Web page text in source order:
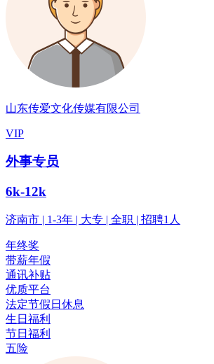
山东传爱文化传媒有限公司
VIP
外事专员
6k-12k
济南市 | 1-3年 | 大专 | 全职 | 招聘1人
年终奖
带薪年假
通讯补贴
优质平台
法定节假日休息
生日福利
节日福利
五险